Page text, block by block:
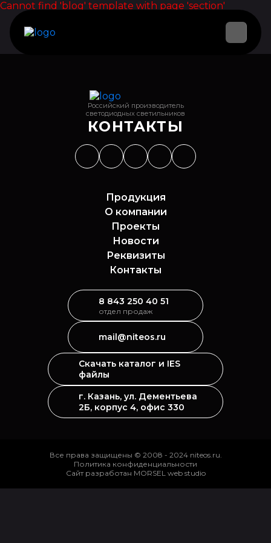
Cannot find 'blog' template with page 'section'
Российский производитель
светодиодных светильников
КОНТАКТЫ
Скачать каталог и IES
файлы
г. Казань, ул. Дементьева
2Б, корпус 4, офис 330
Продукция
О компании
Проекты
Новости
Реквизиты
Контакты
8 843 250 40 51
отдел продаж
mail@niteos.ru
Все права защищены © 2008 - 2024 niteos.ru.
Политика конфиденциальности
Сайт разработан MORSEL web studio